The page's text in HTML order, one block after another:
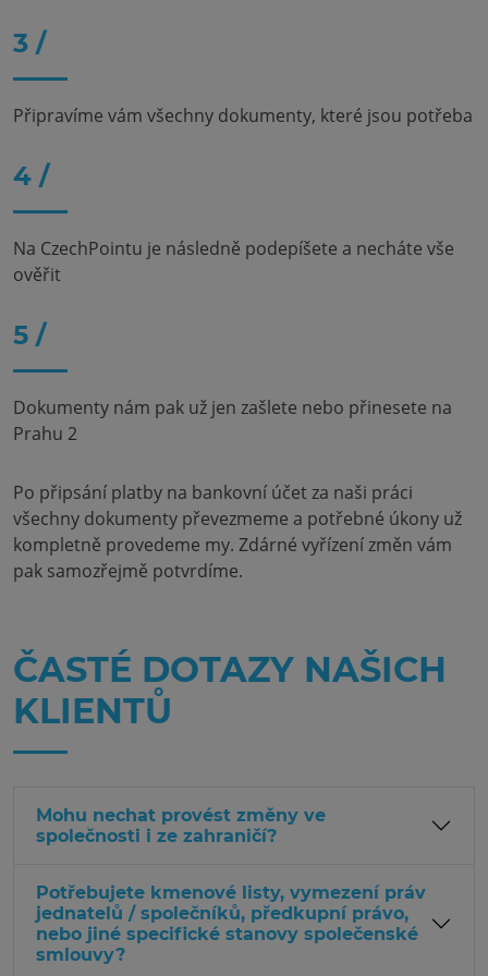
3 /
Připravíme vám všechny dokumenty, které jsou potřeba
4 /
Na CzechPointu je následně podepíšete a necháte vše
ověřit
5 /
Dokumenty nám pak už jen zašlete nebo přinesete na
Prahu 2
Po připsání platby na bankovní účet za naši práci
všechny dokumenty převezmeme a potřebné úkony už
kompletně provedeme my. Zdárné vyřízení změn vám
pak samozřejmě potvrdíme.
ČASTÉ DOTAZY NAŠICH
KLIENTŮ
Mohu nechat provést změny ve
společnosti i ze zahraničí?
Potřebujete kmenové listy, vymezení práv
jednatelů / společníků, předkupní právo,
nebo jiné specifické stanovy společenské
smlouvy?